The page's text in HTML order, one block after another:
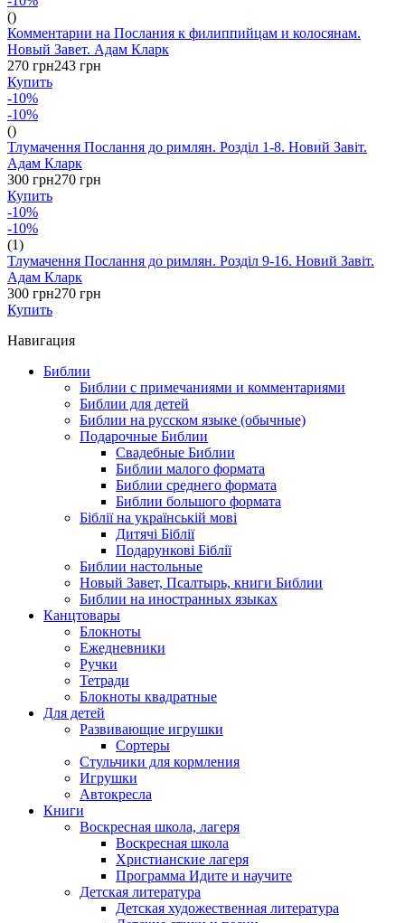
()
Комментарии на Послания к филиппийцам и колосянам.
Новый Завет. Адам Кларк
270 грн243 грн
Купить
-10%
-10%
()
Тлумачення Послання до римлян. Розділ 1-8. Новий Завіт.
Адам Кларк
300 грн270 грн
Купить
-10%
-10%
(1)
Тлумачення Послання до римлян. Розділ 9-16. Новий Завіт.
Адам Кларк
300 грн270 грн
Купить
Навигация
Библии
Библии с примечаниями и комментариями
Библии для детей
Библии на русском языке (обычные)
Подарочные Библии
Свадебные Библии
Библии малого формата
Библии среднего формата
Библии большого формата
Біблії на українській мові
Дитячі Біблії
Подарункові Біблії
Библии настольные
Новый Завет, Псалтырь, книги Библии
Библии на иностранных языках
Канцтовары
Блокноты
Ежедневники
Ручки
Тетради
Блокноты квадратные
Для детей
Развивающие игрушки
Сортеры
Стульчики для кормления
Игрушки
Автокресла
Книги
Воскресная школа, лагеря
Воскресная школа
Христианские лагеря
Программа Идите и научите
Детская литература
Детская художественная литература